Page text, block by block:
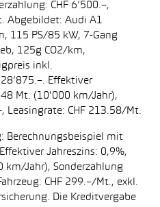
CHF 6’500.–,
Abgebildet: Audi A1
115 PS/85 kW, 7-Gang
125g CO2/km,
inkl.
Effektiver
Mt. (10'000 km/Jahr),
Leasingrate: CHF 213.58/Mt.
Berechnungsbeispiel mit
Jahreszins: 0,9%,
km/Jahr), Sonderzahlung
CHF 299.–/Mt., exkl.
Die Kreditvergabe